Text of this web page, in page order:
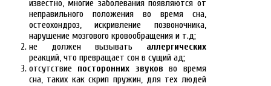
известно, многие заболевания появляются от
неправильного положения во время сна,
остеохондроз, искривление позвоночника,
нарушение мозгового кровообращения и т.д;
не должен вызывать аллергических
реакций, что превращает сон в сущий ад;
отсутствие посторонних звуков во время
сна, таких как скрип пружин, для тех людей